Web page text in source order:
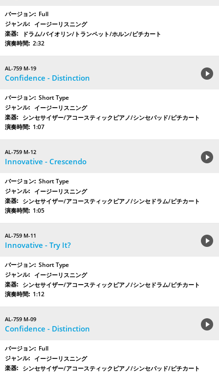
Full
イージーリスニング
ドラム/バイオリン/トランペット/ホルン/ピチカート
2:32
AL-759 M-19
Confidence - Distinction
Short Type
イージーリスニング
シンセサイザー/アコースティックピアノ/シンセパッド/ピチカート
1:07
AL-759 M-12
Innovative - Crescendo
Short Type
イージーリスニング
シンセサイザー/アコースティックピアノ/シンセドラム/ピチカート
1:05
AL-759 M-11
Innovative - Try It?
Short Type
イージーリスニング
シンセサイザー/アコースティックピアノ/シンセドラム/ピチカート
1:12
AL-759 M-09
Confidence - Distinction
Full
イージーリスニング
シンセサイザー/アコースティックピアノ/シンセパッド/ピチカート